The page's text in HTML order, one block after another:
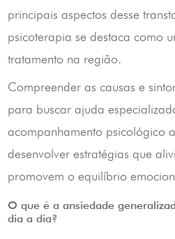
principais aspectos desse
psicoterapia se destaca como
tratamento na região.
Compreender as causas e
para buscar ajuda
acompanhamento psicológico
desenvolver estratégias que
promovem o equilíbrio
O que é a ansiedade
dia a dia?